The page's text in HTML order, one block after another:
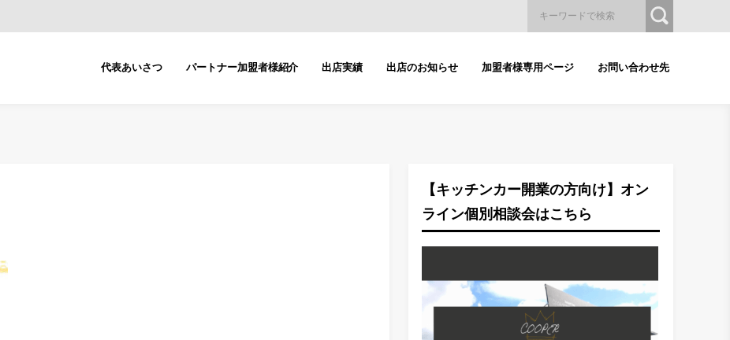
代表あいさつ パートナー加盟者様紹介 出店実績 出店のお知らせ 加盟者様専用ページ お問い合わせ先
【キッチンカー開業の方向け】オン
ライン個別相談会はこちら